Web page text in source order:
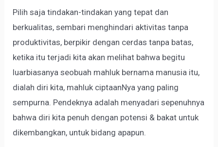
Pilih saja tindakan-tindakan yang tepat dan
berkualitas, sembari menghindari aktivitas tanpa
produktivitas, berpikir dengan cerdas tanpa batas,
ketika itu terjadi kita akan melihat bahwa begitu
luarbiasanya seobuah mahluk bernama manusia itu,
dialah diri kita, mahluk ciptaanNya yang paling
sempurna. Pendeknya adalah menyadari sepenuhnya
bahwa diri kita penuh dengan potensi & bakat untuk
dikembangkan, untuk bidang apapun.